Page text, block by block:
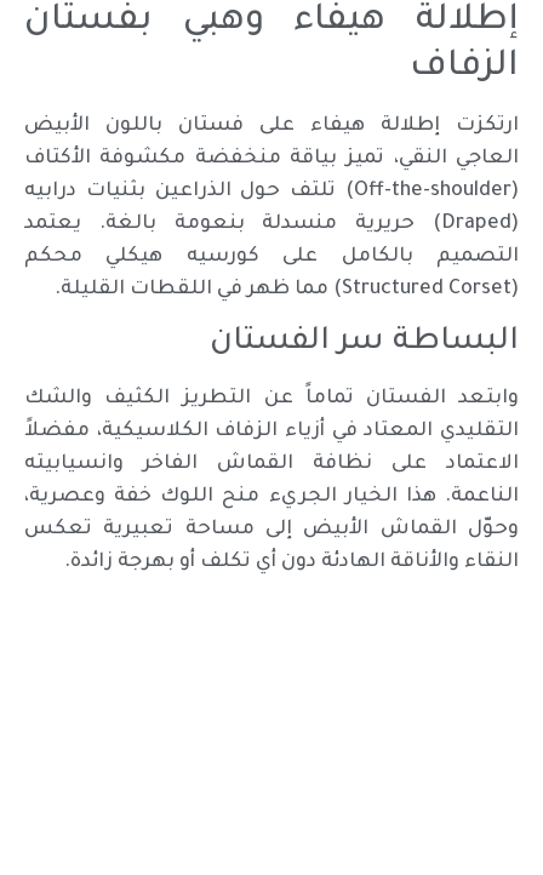
إطلالة هيفاء وهبي بفستان
الزفاف
ارتكزت إطلالة هيفاء على فستان باللون الأبيض
العاجي النقي، تميز بياقة منخفضة مكشوفة الأكتاف
(Off-the-shoulder) تلتف حول الذراعين بثنيات درابيه
(Draped) حريرية منسدلة بنعومة بالغة. يعتمد
التصميم بالكامل على كورسيه هيكلي محكم
(Structured Corset) مما ظهر في اللقطات القليلة.
البساطة سر الفستان
وابتعد الفستان تماماً عن التطريز الكثيف والشك
التقليدي المعتاد في أزياء الزفاف الكلاسيكية، مفضلاً
الاعتماد على نظافة القماش الفاخر وانسيابيته
الناعمة. هذا الخيار الجريء منح اللوك خفة وعصرية،
وحوّل القماش الأبيض إلى مساحة تعبيرية تعكس
النقاء والأناقة الهادئة دون أي تكلف أو بهرجة زائدة.